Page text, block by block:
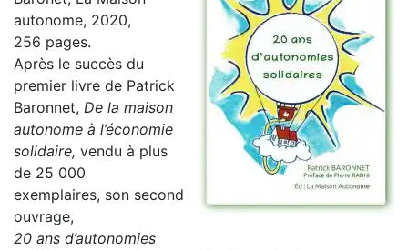
autonome, 2020,
256 pages.
Après le succès du
premier livre de Patrick
Baronnet, De la maison
autonome à l’économie
solidaire, vendu à plus
de 25 000
exemplaires, son second
ouvrage,
20 ans d’autonomies